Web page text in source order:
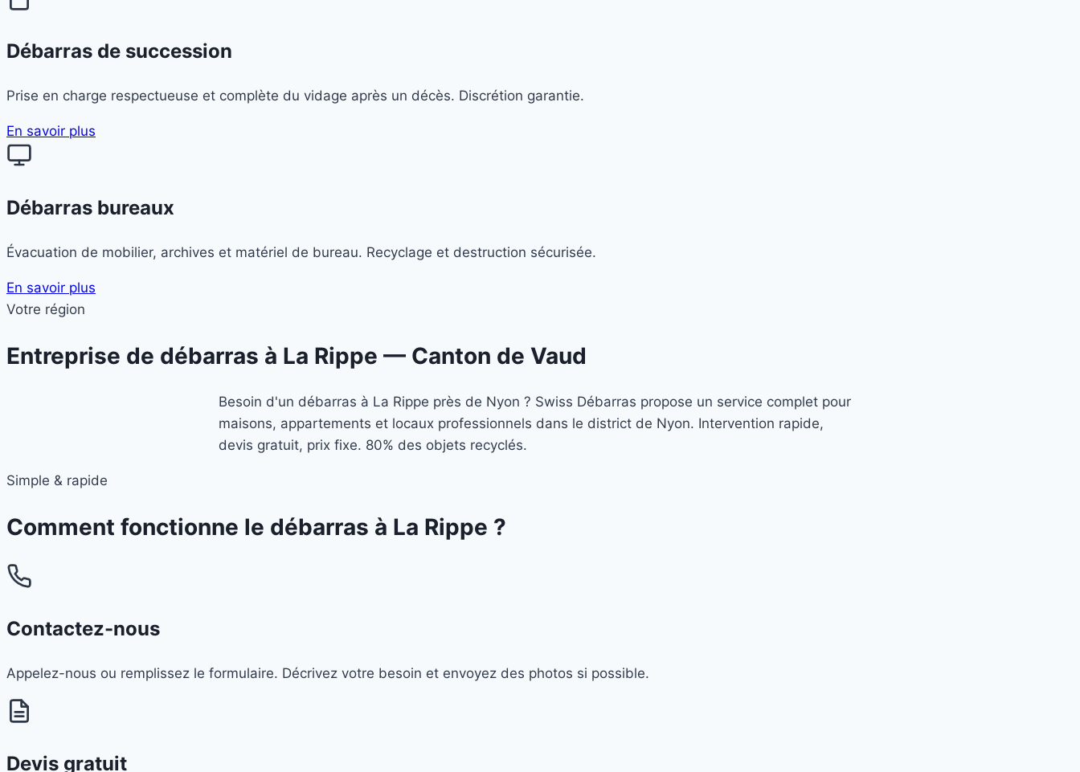
Débarras de succession
Prise en charge respectueuse et complète du vidage après un décès. Discrétion garantie.
En savoir plus
Débarras bureaux
Évacuation de mobilier, archives et matériel de bureau. Recyclage et destruction sécurisée.
En savoir plus
Votre région
Entreprise de débarras à La Rippe — Canton de Vaud
Besoin d'un débarras à La Rippe près de Nyon ? Swiss Débarras propose un service complet pour
maisons, appartements et locaux professionnels dans le district de Nyon. Intervention rapide,
devis gratuit, prix fixe. 80% des objets recyclés.
Simple & rapide
Comment fonctionne le débarras à La Rippe ?
Contactez-nous
Appelez-nous ou remplissez le formulaire. Décrivez votre besoin et envoyez des photos si possible.
Devis gratuit